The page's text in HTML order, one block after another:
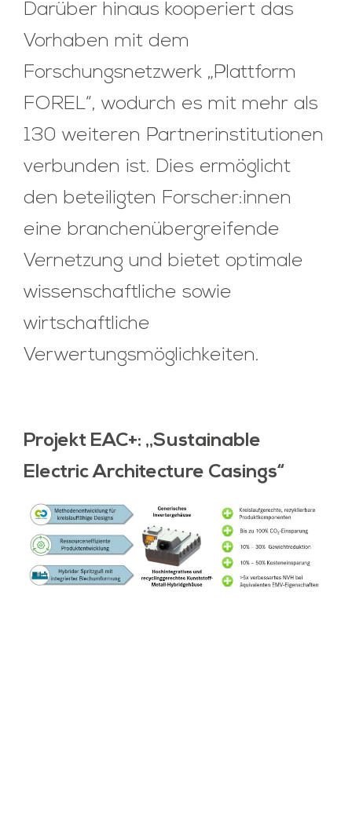
Darüber hinaus kooperiert das
Vorhaben mit dem
Forschungsnetzwerk „Plattform
FOREL“, wodurch es mit mehr als
130 weiteren Partnerinstitutionen
verbunden ist. Dies ermöglicht
den beteiligten Forscher:innen
eine branchenübergreifende
Vernetzung und bietet optimale
wissenschaftliche sowie
wirtschaftliche
Verwertungsmöglichkeiten.
Projekt EAC+: „Sustainable
Electric Architecture Casings“